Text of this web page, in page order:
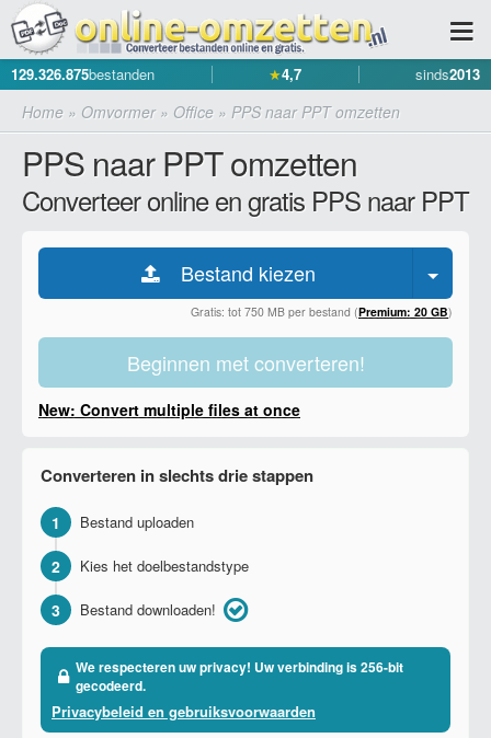
129.326.875bestanden ★4,7 sinds2013
Home » Omvormer» Office » PPS naar PPT omzetten
PPS naar PPT omzetten
Converteer online en gratis PPS naar PPT
Bestand kiezen
Gratis: tot 750 MB per bestand (Premium: 20 GB)
Beginnen met converteren!
New: Convert multiple files at once
Converteren in slechts drie stappen
1 Bestand uploaden
2 Kies het doelbestandstype
3 Bestand downloaden!
We respecteren uw privacy! Uw verbinding is 256-bit
gecodeerd.
Privacybeleid en gebruiksvoorwaarden